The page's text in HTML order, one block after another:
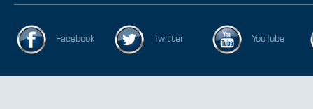
Facebook Twitter YouTube